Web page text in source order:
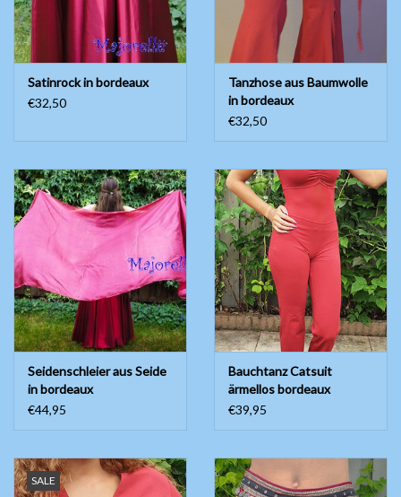
Satinrock in bordeaux
€32,50
Tanzhose aus Baumwolle
in bordeaux
€32,50
Seidenschleier aus Seide
in bordeaux
€44,95
Bauchtanz Catsuit
ärmellos bordeaux
Powermesh
€39,95
SALE